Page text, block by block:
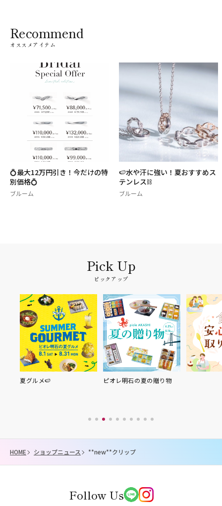
Recommend
オススメアイテム
💍最大12万円引き！今だけの特
別価格💍
ブルーム
🍉水や汗に強い！夏おすすめス
テンレス⛓
ブルーム
ピックアップ
夏グルメ🍉 ピオレ明石の夏の贈り物
HOME ショップニュース **new**クリップ
Follow Us